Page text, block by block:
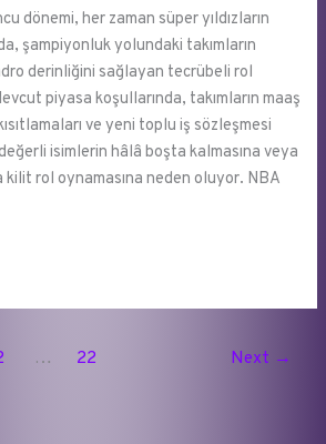
dönemi, her zaman süper yıldızların
şampiyonluk yolundaki takımların
derinliğini sağlayan tecrübeli rol
piyasa koşullarında, takımların maaş
ve yeni toplu iş sözleşmesi
isimlerin hâlâ boşta kalmasına veya
kilit rol oynamasına neden oluyor. NBA
… 22 Next →